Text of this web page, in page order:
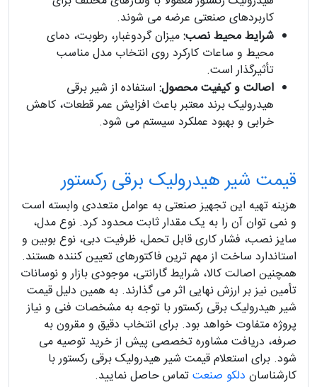
کاربردهای صنعتی عرضه می شوند.
شرایط محیط نصب:میزان گردوغبار، رطوبت، دمای
محیط و ساعات کارکرد روی انتخاب مدل مناسب
تأثیرگذار است.
اصالت و کیفیت محصول: استفاده از شیر برقی
هیدرولیک برند معتبر باعث افزایش عمر قطعات، کاهش
خرابی و بهبود عملکرد سیستم می شود.
قیمت شیر هیدرولیک برقی رکستور
هزینه تهیه این تجهیز صنعتی به عوامل متعددی وابسته است
و نمی توان آن را به یک مقدار ثابت محدود کرد. نوع مدل،
سایز نصب، فشار کاری قابل تحمل، ظرفیت دبی، نوع بوبین و
استاندارد ساخت از مهم ترین فاکتورهای تعیین کننده هستند.
همچنین اصالت کالا، شرایط گارانتی، موجودی بازار و نوسانات
تأمین نیز بر ارزش نهایی اثر می گذارند. به همین دلیل قیمت
شیر هیدرولیک برقی رکستور با توجه به مشخصات فنی و نیاز
پروژه متفاوت خواهد بود. برای انتخاب دقیق و مقرون به
صرفه، دریافت مشاوره تخصصی پیش از خرید توصیه می
شود. برای استعلام قیمت شیر هیدرولیک برقی رکستور با
کارشناسان دلکو صنعتتماس حاصل نمایید.